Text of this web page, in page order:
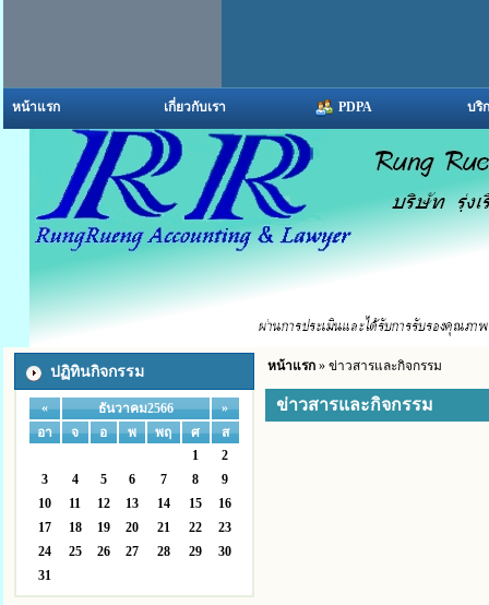
หน้าแรก เกี่ยวกับเรา PDPA บริ
ปฏิทินกิจกรรม
« ธันวาคม2566
»
อา
จ อ พ พฤ ศ
ส
1
2
3
4 5 6 7 8
9
10
11 12 13 14 15
16
17
18 19 20 21 22
23
24
25 26 27 28 29
30
31
หน้าแรก» ข่าวสารและกิจกรรม
ข่าวสารและกิจกรรม